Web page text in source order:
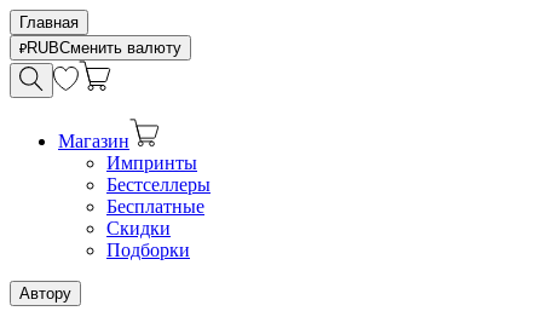
Главная
RUBСменить валюту
Магазин
Импринты
Бестселлеры
Бесплатные
Скидки
Подборки
Автору